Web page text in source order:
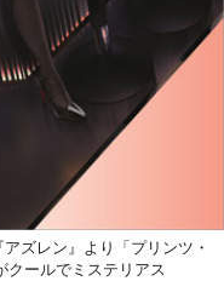
ズレン』より「プリンツ・
クールでミステリアス